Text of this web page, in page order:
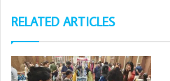
RELATED ARTICLES